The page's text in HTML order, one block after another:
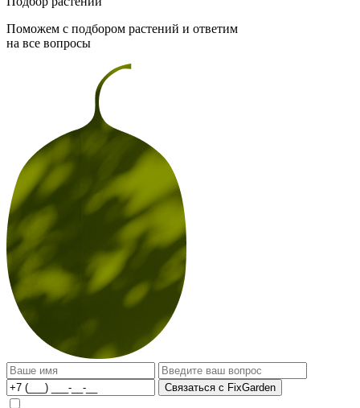
Поможем с подбором растений и ответим
на все вопросы
Связаться с FixGarden